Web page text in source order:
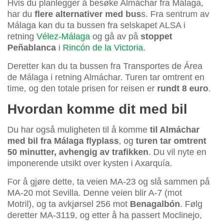
Hvis du planlegger å besøke Almáchar fra Málaga,
har du flere alternativer med buss. Fra sentrum av
Málaga kan du ta bussen fra selskapet ALSA i
retning Vélez-Málaga og gå av på stoppet
Peñablanca i Rincón de la Victoria.
Deretter kan du ta bussen fra Transportes de Área
de Málaga i retning Almáchar. Turen tar omtrent en
time, og den totale prisen for reisen er rundt 8 euro.
Hvordan komme dit med bil
Du har også muligheten til å komme til Almáchar
med bil fra Málaga flyplass, og turen tar omtrent
50 minutter, avhengig av trafikken. Du vil nyte en
imponerende utsikt over kysten i Axarquía.
For å gjøre dette, ta veien MA-23 og slå sammen på
MA-20 mot Sevilla. Denne veien blir A-7 (mot
Motril), og ta avkjørsel 256 mot Benagalbón. Følg
deretter MA-3119, og etter å ha passert Moclinejo,